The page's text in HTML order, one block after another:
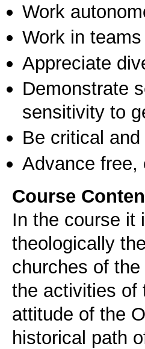
Work
Work in teams
Appreciate
Demonstrate
sensitivity to
Be critical
Advance free,
Course
In the course it
theologically
churches of
the activities of
attitude of the
historical path